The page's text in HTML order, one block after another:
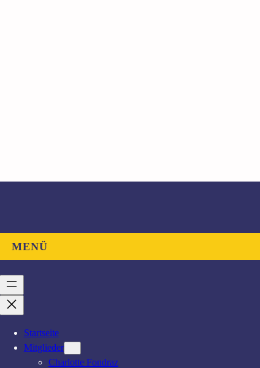
MENÜ
Startseite
Mitglieder
Charlotte Fondraz